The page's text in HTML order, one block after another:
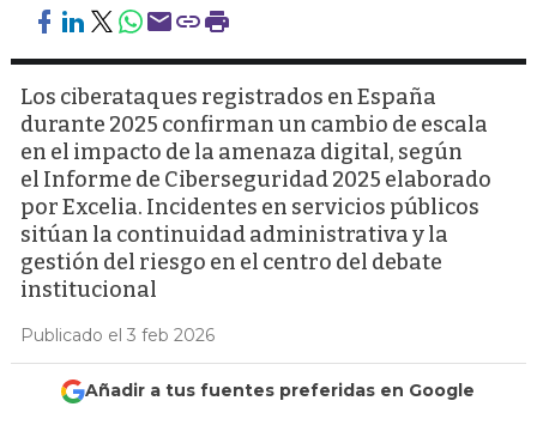
Los ciberataques registrados en España
durante 2025 confirman un cambio de escala
en el impacto de la amenaza digital, según
el Informe de Ciberseguridad 2025 elaborado
por Excelia. Incidentes en servicios públicos
sitúan la continuidad administrativa y la
gestión del riesgo en el centro del debate
institucional
Publicado el 3 feb 2026
Añadir a tus fuentes preferidas en Google